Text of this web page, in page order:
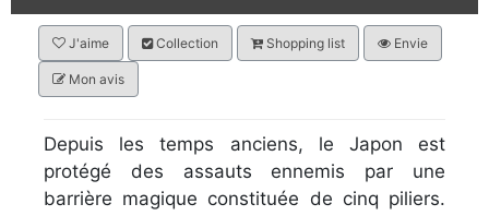
J'aime Collection Shopping list Envie
Mon avis
Depuis les temps anciens, le Japon est
protégé des assauts ennemis par une
barrière magique constituée de cinq piliers.